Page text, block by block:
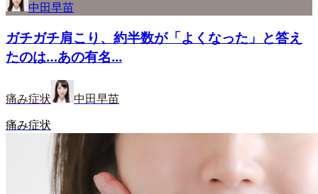
中田早苗
ガチガチ肩こり、約半数が「よくなった」と答え
たのは…あの有名...
痛み症状 中田早苗
痛み症状